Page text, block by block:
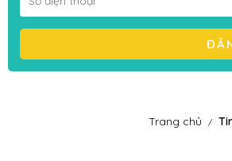
Trang chủ /